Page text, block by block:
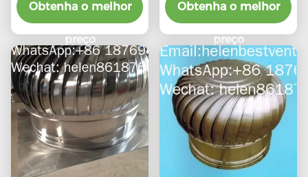
Obtenha o melhor
preço
500 mm
Obtenha o melhor
preço